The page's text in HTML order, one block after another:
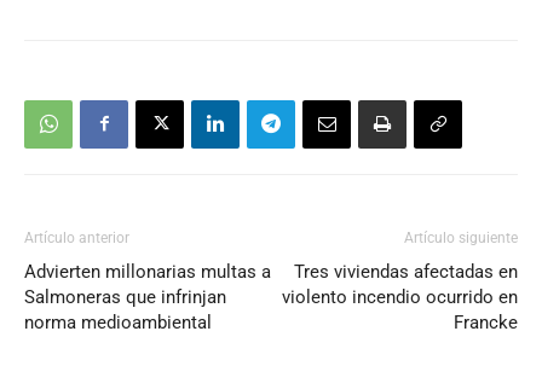
Artículo anterior
Advierten millonarias multas a
Salmoneras que infrinjan
norma medioambiental
Artículo siguiente
Tres viviendas afectadas en
violento incendio ocurrido en
Francke